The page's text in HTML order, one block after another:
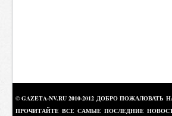
© GAZETA-NV.RU 2010-2012 ДОБРО
ПРОЧИТАЙТЕ ВСЕ САМЫЕ ПОСЛЕДНИЕ